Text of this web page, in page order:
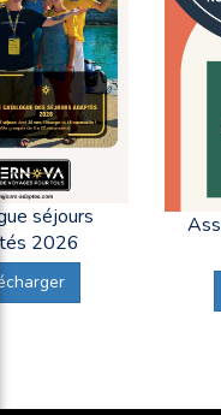
séjours
2026